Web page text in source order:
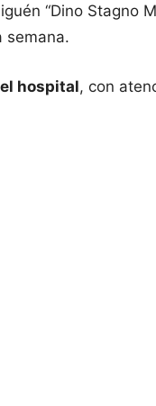
“Dino Stagno
semana.
hospital, con